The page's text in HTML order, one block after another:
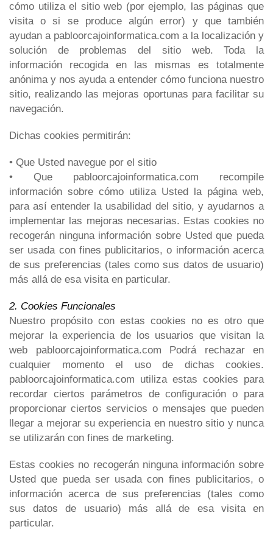
cómo utiliza el sitio web (por ejemplo, las páginas que
visita o si se produce algún error) y que también
ayudan a pabloorcajoinformatica.com a la localización y
solución de problemas del sitio web. Toda la
información recogida en las mismas es totalmente
anónima y nos ayuda a entender cómo funciona nuestro
sitio, realizando las mejoras oportunas para facilitar su
navegación.
Dichas cookies permitirán:
• Que Usted navegue por el sitio
• Que pabloorcajoinformatica.com recompile
información sobre cómo utiliza Usted la página web,
para así entender la usabilidad del sitio, y ayudarnos a
implementar las mejoras necesarias. Estas cookies no
recogerán ninguna información sobre Usted que pueda
ser usada con fines publicitarios, o información acerca
de sus preferencias (tales como sus datos de usuario)
más allá de esa visita en particular.
2. Cookies Funcionales
Nuestro propósito con estas cookies no es otro que
mejorar la experiencia de los usuarios que visitan la
web pabloorcajoinformatica.com Podrá rechazar en
cualquier momento el uso de dichas cookies.
pabloorcajoinformatica.com utiliza estas cookies para
recordar ciertos parámetros de configuración o para
proporcionar ciertos servicios o mensajes que pueden
llegar a mejorar su experiencia en nuestro sitio y nunca
se utilizarán con fines de marketing.
Estas cookies no recogerán ninguna información sobre
Usted que pueda ser usada con fines publicitarios, o
información acerca de sus preferencias (tales como
sus datos de usuario) más allá de esa visita en
particular.